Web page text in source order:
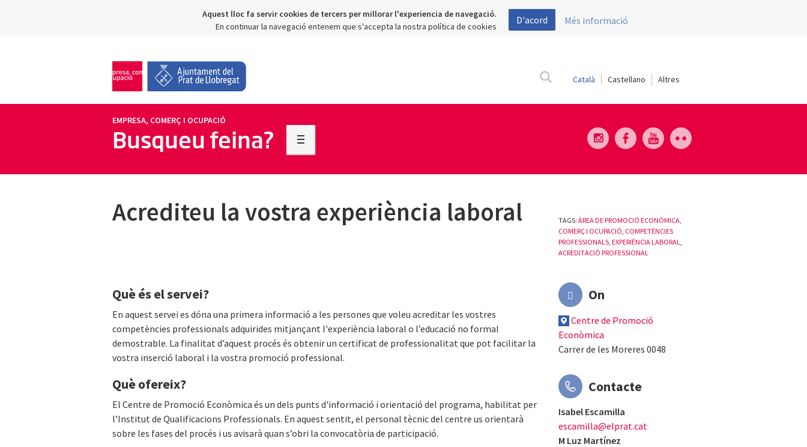
Aquest lloc fa servir cookies de tercers per millorar l'experiencia de navegació.
En continuar la navegació entenem que s'accepta la nostra política de cookies
D'acord Més informació
Català Castellano
EMPRESA, COMERÇ I OCUPACIÓ
Busqueu feina?
Acrediteu la vostra experiència laboral TAGS: ÀREA DE PROMOCIÓ ECONÒMICA,
COMERÇ I OCUPACIÓ, COMPETÈNCIES
PROFESSIONALS, EXPERIÈNCIA LABORAL,
ACREDITACIÓ PROFESSIONAL
On
Centre de Promoció
Econòmica
Carrer de les Moreres 0048
Contacte
Isabel Escamilla
escamilla@elprat.cat
M Luz Martínez
Què és el servei?
En aquest servei es dóna una primera informació a les persones que voleu acreditar les vostres
competències professionals adquirides mitjançant l'experiència laboral o l’educació no formal
demostrable. La finalitat d’aquest procés és obtenir un certificat de professionalitat que pot facilitar la
vostra inserció laboral i la vostra promoció professional.
Què ofereix?
El Centre de Promoció Econòmica és un dels punts d'informació i orientació del programa, habilitat per
l’Institut de Qualificacions Professionals. En aquest sentit, el personal tècnic del centre us orientarà
sobre les fases del procés i us avisarà quan s’obri la convocatòria de participació.